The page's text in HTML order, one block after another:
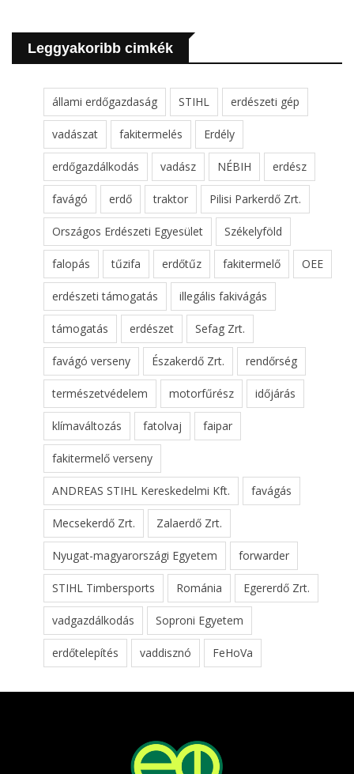
Leggyakoribb cimkék
állami erdőgazdaság STIHL erdészeti gép
vadászat fakitermelés Erdély
erdőgazdálkodás vadász NÉBIH erdész
favágó erdő traktor Pilisi Parkerdő Zrt.
Országos Erdészeti Egyesület Székelyföld
falopás tűzifa erdőtűz fakitermelő OEE
erdészeti támogatás illegális fakivágás
támogatás erdészet Sefag Zrt.
favágó verseny Északerdő Zrt. rendőrség
természetvédelem motorfűrész időjárás
klímaváltozás fatolvaj faipar
fakitermelő verseny
ANDREAS STIHL Kereskedelmi Kft. favágás
Mecsekerdő Zrt. Zalaerdő Zrt.
Nyugat-magyarországi Egyetem forwarder
STIHL Timbersports Románia Egererdő Zrt.
vadgazdálkodás Soproni Egyetem
erdőtelepítés vaddisznó FeHoVa